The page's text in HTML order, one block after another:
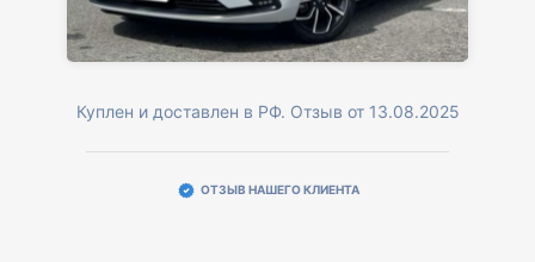
Куплен и доставлен в РФ. Отзыв от 13.08.2025
ОТЗЫВ НАШЕГО КЛИЕНТА